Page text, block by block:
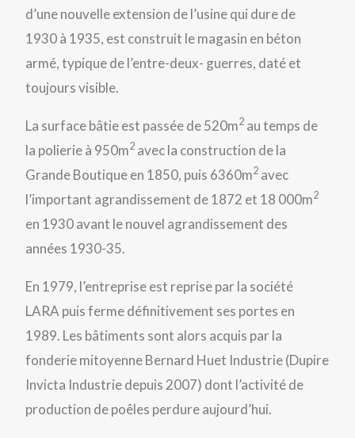
d’une nouvelle extension de l’usine qui dure de
1930 à 1935, est construit le magasin en béton
armé, typique de l’entre-deux- guerres, daté et
toujours visible.
La surface bâtie est passée de 520m2 au temps de
la polierie à 950m2 avec la construction de la
Grande Boutique en 1850, puis 6360m2 avec
l’important agrandissement de 1872 et 18 000m2
en 1930 avant le nouvel agrandissement des
années 1930-35.
En 1979, l’entreprise est reprise par la société
LARA puis ferme définitivement ses portes en
1989. Les bâtiments sont alors acquis par la
fonderie mitoyenne Bernard Huet Industrie (Dupire
Invicta Industrie depuis 2007) dont l’activité de
production de poêles perdure aujourd’hui.